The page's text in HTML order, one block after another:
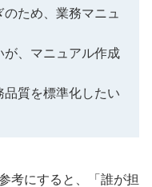
ため、業務マニュ
が、マニュアル作成
質を標準化したい
考にすると、「誰が担